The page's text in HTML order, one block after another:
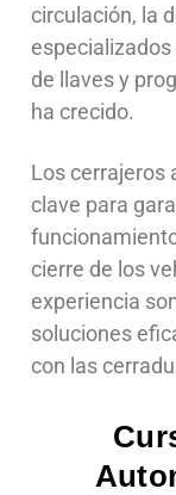
circulación, la
de llaves y
ha crecido.
Los cerrajeros
clave para
cierre de los
experiencia
soluciones
con las